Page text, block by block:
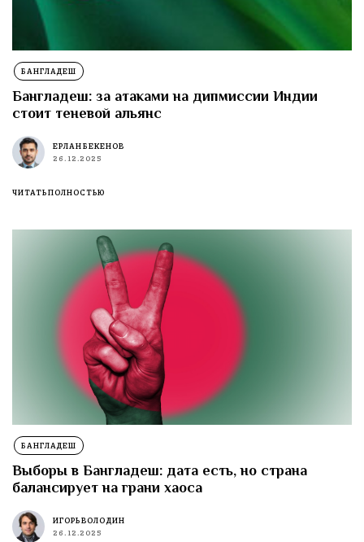
БАНГЛАДЕШ
Бангладеш: за атаками на дипмиссии Индии
стоит теневой альянс
ЕРЛАН БЕКЕНОВ
26.12.2025
ЧИТАТЬ ПОЛНОСТЬЮ
БАНГЛАДЕШ
Выборы в Бангладеш: дата есть, но страна
балансирует на грани хаоса
ИГОРЬ ВОЛОДИН
26.12.2025